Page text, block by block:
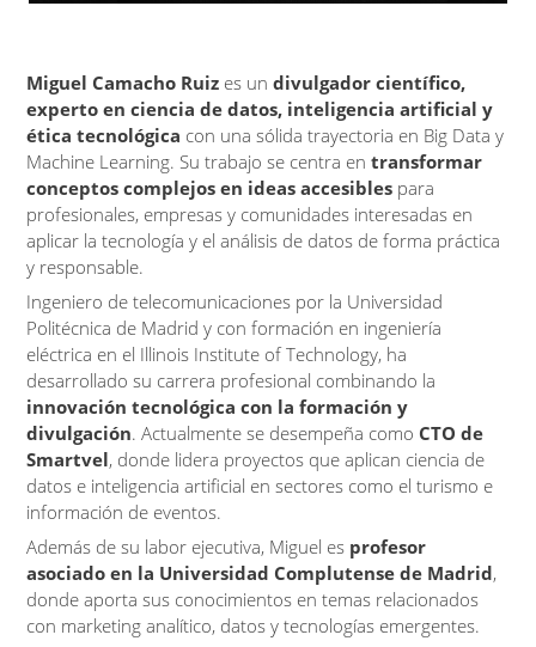
Miguel Camacho Ruiz es undivulgador científico,
experto en ciencia de datos, inteligencia artificial y
ética tecnológica con una sólida trayectoria en Big Data y
Machine Learning. Su trabajo se centra entransformar
conceptos complejos en ideas accesibles para
profesionales, empresas y comunidades interesadas en
aplicar la tecnología y el análisis de datos de forma práctica
y responsable.
Ingeniero de telecomunicaciones por la Universidad
Politécnica de Madrid y con formación en ingeniería
eléctrica en el Illinois Institute of Technology, ha
desarrollado su carrera profesional combinando la
innovación tecnológica con la formación y
divulgación. Actualmente se desempeña como CTO de
Smartvel, donde lidera proyectos que aplican ciencia de
datos e inteligencia artificial en sectores como el turismo e
información de eventos.
Además de su labor ejecutiva, Miguel es profesor
asociado en la Universidad Complutense de Madrid,
donde aporta sus conocimientos en temas relacionados
con marketing analítico, datos y tecnologías emergentes.